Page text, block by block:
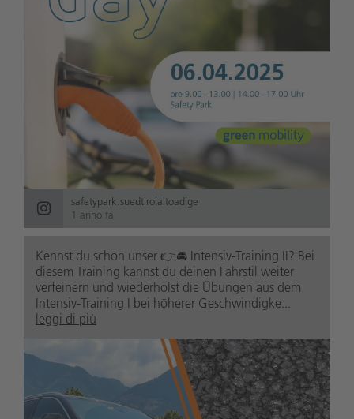
safetypark.suedtirolaltoadige
1 anno fa
Kennst du schon unser 👉🚘 Intensiv-Training II? Bei
diesem Training kannst du deinen Fahrstil weiter
verfeinern und wiederholst die Übungen aus dem
Intensiv-Training I bei höherer Geschwindigke...
leggi di più